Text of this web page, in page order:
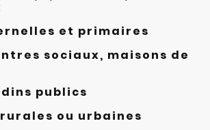
et primaires
sociaux, maisons de
publics
ou urbaines